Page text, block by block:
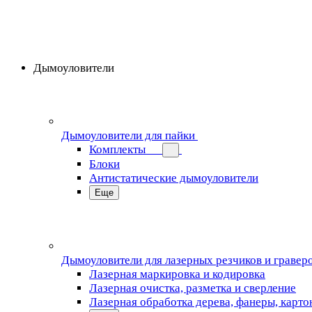
Дымоуловители
Дымоуловители для пайки
Комплекты
Блоки
Антистатические дымоуловители
Еще
Дымоуловители для лазерных резчиков и
Лазерная маркировка и кодировка
Лазерная очистка, разметка и сверление
Лазерная обработка дерева, фанеры,